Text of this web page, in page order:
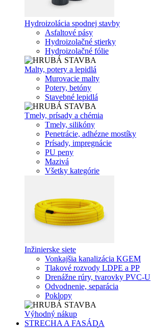
Hydroizolácia spodnej stavby
Asfaltové pásy
Hydroizolačné stierky
Hydroizolačné fólie
Malty, potery a lepidlá
Murovacie malty
Potery, betóny
Stavebné lepidlá
Tmely, prísady a chémia
Tmely, silikóny
Penetrácie, adhézne mostíky
Prísady, impregnácie
PU peny
Mazivá
Všetky kategórie
Inžinierske siete
Vonkajšia kanalizácia KGEM
Tlakové rozvody LDPE a PP
Drenážne rúry, tvarovky PVC-U
Odvodnenie, separácia
Poklopy
Výhodný nákup
STRECHA A FASÁDA